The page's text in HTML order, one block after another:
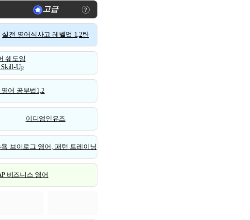
고급
실전 영어식사고 레벨업 1,2탄
쉐도잉
Skill-Up
어 공부법1,2
이디엄인유즈
욕 브이로그 영어, 패턴 트레이닝
비즈니스 영어